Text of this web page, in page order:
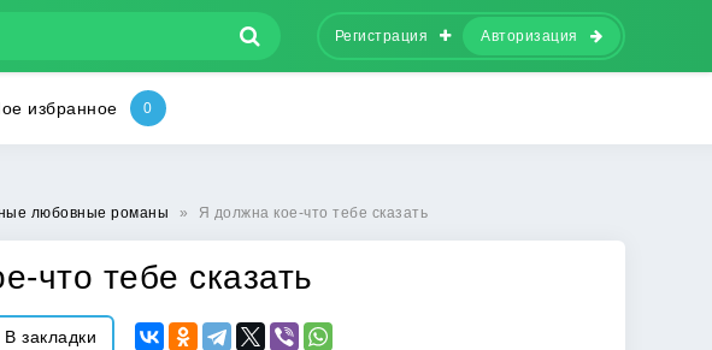
Регистрация Авторизация
избранное
любовные романы » Я должна кое-что тебе сказать
что тебе сказать
В закладки